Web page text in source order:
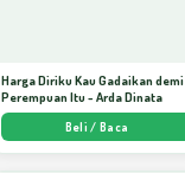
Harga Diriku Kau Gadaikan demi
Perempuan Itu - Arda Dinata
Beli / Baca